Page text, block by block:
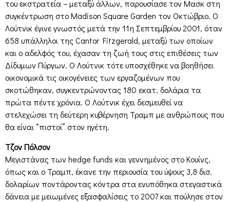
του εκστρατεία – μεταξύ άλλων, παρουσίασε τον Μασκ στη
συγκέντρωση στο Madison Square Garden τον Οκτώβριο. Ο
Λούτνικ έγινε γνωστός μετά την 11η Σεπτεμβρίου 2001, όταν
658 υπάλληλοι της Cantor Fitzgerald, μεταξύ των οποίων
και ο αδελφός του, έχασαν τη ζωή τους στις επιθέσεις των
Δίδυμων Πύργων. Ο Λούτνικ τότε υποσχέθηκε να βοηθήσει
οικονομικά τις οικογένειες των εργαζομένων που
σκοτώθηκαν, συγκεντρώνοντας 180 εκατ. δολάρια τα
πρώτα πέντε χρόνια. Ο Λούτνικ έχει δεσμευθεί να
στελεχώσει τη δεύτερη κυβέρνηση Τραμπ με ανθρώπους που
θα είναι “πιστοί” στον ηγέτη.
Τζον Πόλσον
Μεγιστάνας των hedge funds και γεννημένος στο Κουίνς,
όπως και ο Τραμπ, έκανε την περιουσία του ύψους 3,8 δισ.
δολαρίων ποντάροντας κόντρα στα ενυπόθηκα στεγαστικά
δάνεια με μειωμένες εξασφαλίσεις το 2007 και πούλησε στον